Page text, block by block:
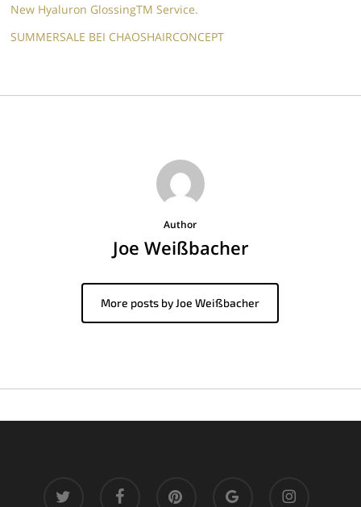
New Hyaluron GlossingTM​ Service.​
SUMMERSALE BEI CHAOSHAIRCONCEPT
Author
Joe Weißbacher
More posts by Joe Weißbacher
plus